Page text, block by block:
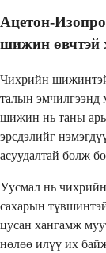
Ацетон-
шижин өвчтэй
Чихрийн шижинтэй
талын эмчилгээнд
шижин нь таны
эрсдэлийг
асуудалтай болж
Уусмал нь
сахарын
цусан хангамж
нөлөө илүү их